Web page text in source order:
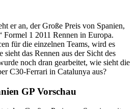
er an, der Große Preis von Spanien,
Formel 1 2011 Rennen in Europa.
für die einzelnen Teams, wird es
sieht das Rennen aus der Sicht des
noch dran gearbeitet, wie sieht die
C30-Ferrari in Catalunya aus?
GP Vorschau